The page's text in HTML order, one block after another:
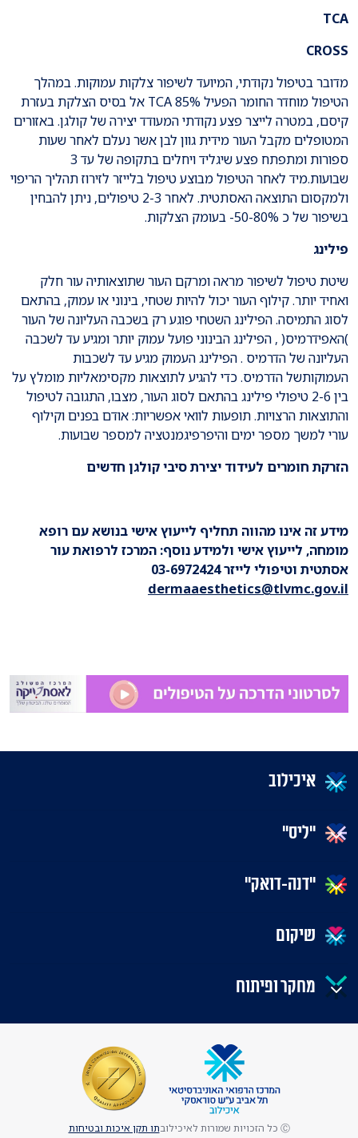
TCA
CROSS
מדובר בטיפול נקודתי, המיועד לשיפור צלקות עמוקות. במהלך
הטיפול מוחדר החומר הפעיל TCA 85% אל בסיס הצלקת בעזרת
קיסם, במטרה לייצר פצע נקודתי המעודד יצירה של קולגן. באזורים
המטופלים מקבל העור מידית גוון לבן אשר נעלם לאחר שעות
ספורות ומתפתח פצע שיגליד ויחלים בתקופה של עד 3
שבועות.מיד לאחר הטיפול מבוצע טיפול בלייזר לזירוז תהליך הריפוי
ולמקסום התוצאה האסתטית. לאחר 2-3 טיפולים, ניתן להבחין
בשיפור של כ 50-80%- בעומק הצלקות.
פילינג
שיטת טיפול לשיפור מראה ומרקם העור שתוצאותיה עור חלק
ואחיד יותר. קילוף העור יכול להיות שטחי, בינוני או עמוק, בהתאם
לסוג התמיסה. הפילינג השטחי פוגע רק בשכבה העליונה של העור
)האפידרמיס( , הפילינג הבינוני פועל עמוק יותר ומגיע עד לשכבה
העליונה של הדרמיס . הפילינג העמוק מגיע עד לשכבות
העמוקותשל הדרמיס. כדי להגיע לתוצאות מקסימאליות מומלץ על
בין 2-6 טיפולי פילינג בהתאם לסוג העור, מצבו, התגובה לטיפול
והתוצאות הרצויות. תופעות לוואי אפשריות: אודם בפנים וקילוף
עורי למשך מספר ימים והיפרפיגמנטציה למספר שבועות.
הזרקת חומרים לעידוד יצירת סיבי קולגן חדשים
מידע זה אינו מהווה תחליף לייעוץ אישי בנושא עם רופא
מומחה, לייעוץ אישי ולמידע נוסף: המרכז לרפואת עור
אסתטית וטיפולי לייזר 03-6972424
dermaaesthetics@tlvmc.gov.il
איכילוב
"ליס"
"דנה-דואק"
שיקום
מחקר ופיתוח
Ⓒ כל הזכויות שמורות לאיכילוב תו תקן איכות ובטיחות